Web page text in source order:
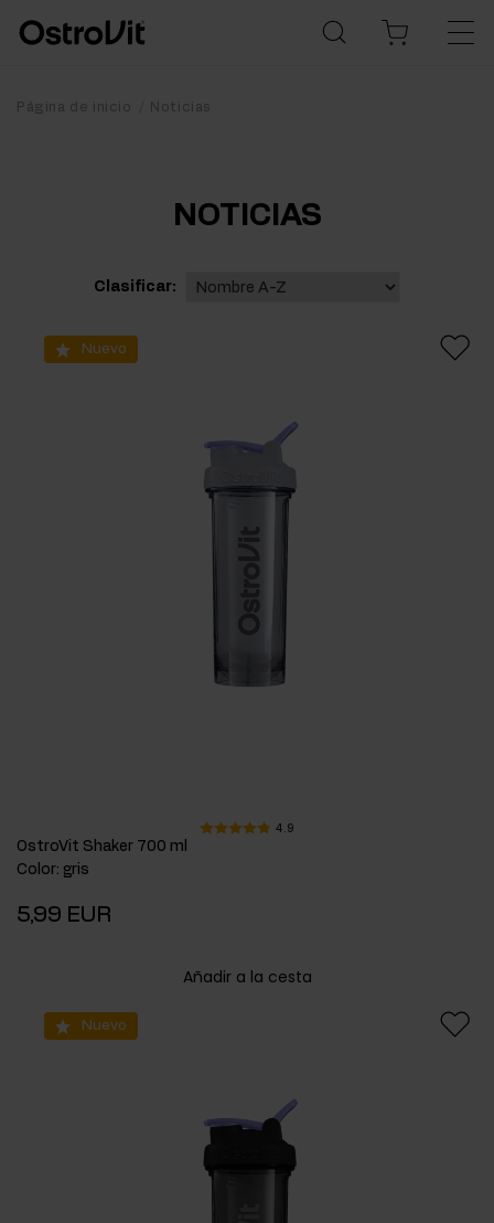
Página de inicio Noticias
NOTICIAS
Clasificar:
Nuevo
4.9
OstroVit Shaker 700 ml
Color: gris
5,99 EUR
Añadir a la cesta
Nuevo